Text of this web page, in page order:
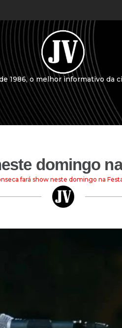
1986, o melhor informativo da
domingo
fará show neste domingo na